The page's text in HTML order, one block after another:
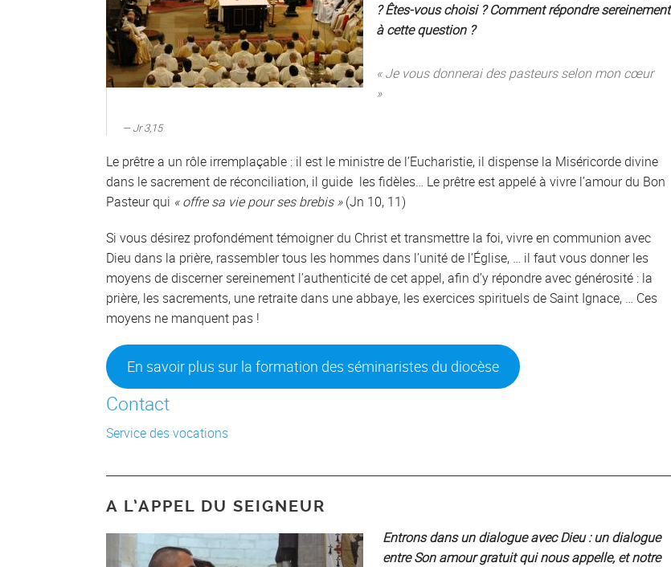
? Êtes-vous choisi ? Comment répondre sereinement
à cette question ?
« Je vous donnerai des pasteurs selon mon cœur
»
Jr 3,15
Le prêtre a un rôle irremplaçable : il est le ministre de l’Eucharistie, il dispense la Miséricorde divine
dans le sacrement de réconciliation, il guide les fidèles… Le prêtre est appelé à vivre l’amour du Bon
Pasteur qui « offre sa vie pour ses brebis »(Jn 10, 11)
Si vous désirez profondément témoigner du Christ et transmettre la foi, vivre en communion avec
Dieu dans la prière, rassembler tous les hommes dans l’unité de l’Église, … il faut vous donner les
moyens de discerner sereinement l’authenticité de cet appel, afin d’y répondre avec générosité : la
prière, les sacrements, une retraite dans une abbaye, les exercices spirituels de Saint Ignace, … Ces
moyens ne manquent pas !
En savoir plus sur la formation des séminaristes du diocèse
Contact
Service des vocations
A L’APPEL DU SEIGNEUR
Entrons dans un dialogue avec Dieu : un dialogue
entre Son amour gratuit qui nous appelle, et notre